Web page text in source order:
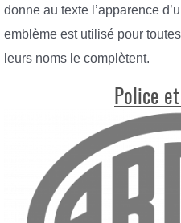
donne au texte l’apparence
emblème est utilisé pour
leurs noms le complètent.
Police